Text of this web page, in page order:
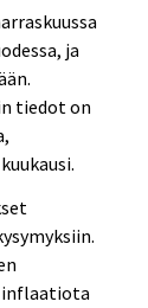
ja
tiedot on
inflaatiota